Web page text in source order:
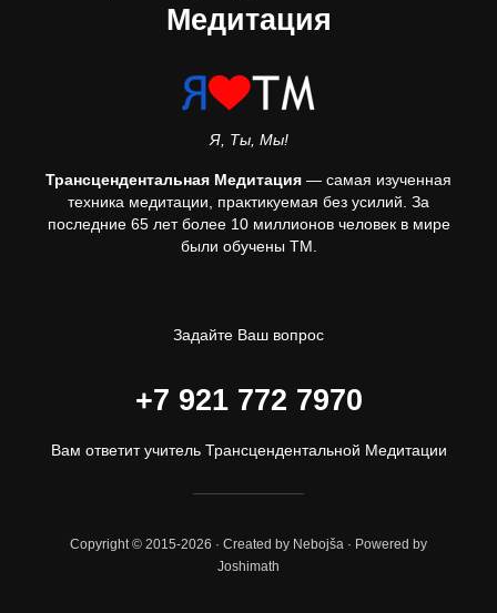
Медитация
Я, Ты, Мы!
Трансцендентальная Медитация — самая изученная
техника медитации, практикуемая без усилий. За
последние 65 лет более 10 миллионов человек в мире
были обучены ТМ.
Задайте Ваш вопрос
+7 921 772 7970
Вам ответит учитель Трансцендентальной Медитации
Copyright © 2015-2026 · Created by Nebojša · Powered by
Joshimath